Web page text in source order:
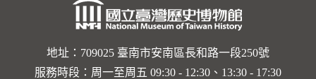
地址：709025 臺南市安南區長和路一段250號
服務時段：周一至周五 09:30 - 12:30、13:30 - 17:30